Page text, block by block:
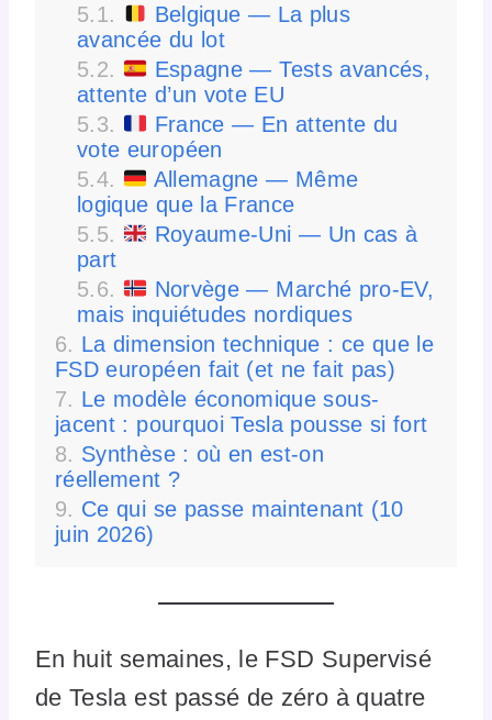
Belgique — La plus
avancée du lot
Espagne — Tests avancés,
attente d’un vote EU
France — En attente du
vote européen
Allemagne — Même
logique que la France
Royaume-Uni — Un cas à
part
Norvège — Marché pro-EV,
mais inquiétudes nordiques
La dimension technique : ce que le
FSD européen fait (et ne fait pas)
Le modèle économique sous-
jacent : pourquoi Tesla pousse si fort
Synthèse : où en est-on
réellement ?
Ce qui se passe maintenant (10
juin 2026)
En huit semaines, le FSD Supervisé
de Tesla est passé de zéro à quatre